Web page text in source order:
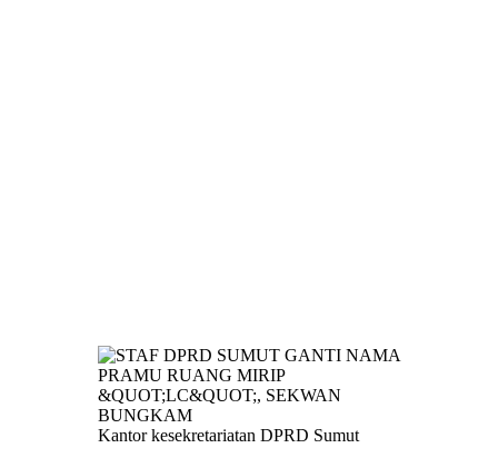
Kantor kesekretariatan DPRD Sumut